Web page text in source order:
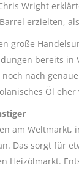
Wright
erzielten,
große
bereits in
nach
Öl
am
Das sorgt für
Heizölmarkt.